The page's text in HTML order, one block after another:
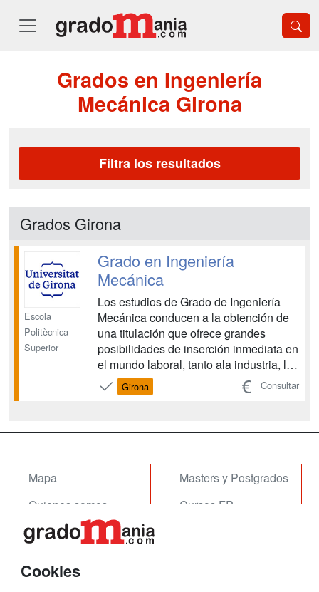
Grados en Ingeniería
Mecánica Girona
Filtra los resultados
Grados Girona
Escola
Politècnica
Superior
Grado en Ingeniería
Mecánica
Los estudios de Grado de Ingeniería
Mecánica conducen a la obtención de
una titulación que ofrece grandes
posibilidades de inserción inmediata en
el mundo laboral, tanto ala industria, los
servicios y la Administración, como en
el ejercicio libre de la profesión .
Girona Consultar
Mapa
Quienes somos
Tarifas publicidad
Masters y Postgrados
Cursos FP
Cookies